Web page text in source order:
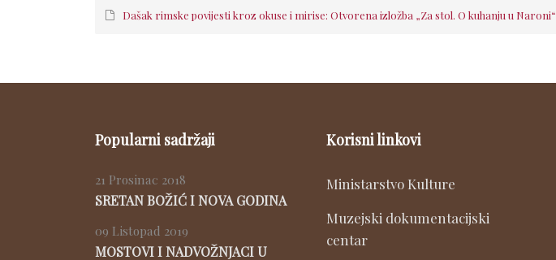
Dašak rimske povijesti kroz okuse i mirise: Otvorena izložba „Za stol. O kuhanju u Naroni“
Popularni sadržaji
21 Prosinac 2018
SRETAN BOŽIĆ I NOVA GODINA
09 Listopad 2019
MOSTOVI I NADVOŽNJACI U
Korisni linkovi
Ministarstvo Kulture
Muzejski dokumentacijski
centar